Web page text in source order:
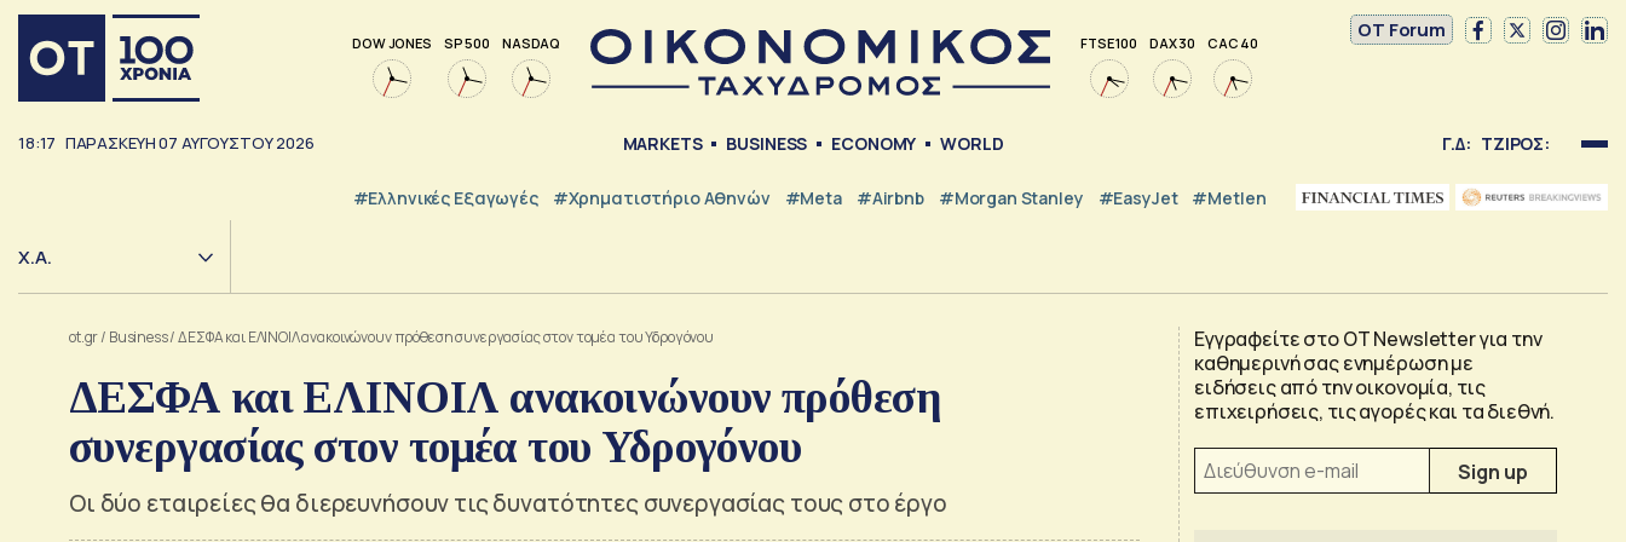
DOW JONES SP 500 NASDAQ FTSE 100 DAX 30 CAC 40
OT Forum
18:17 ΠΑΡΑΣΚΕΥΗ07 ΑΥΓΟΥΣΤΟΥ2026 MARKETS BUSINESS ECONOMY WORLD Γ.Δ: ΤΖΙΡΟΣ:
#Ελληνικές Εξαγωγές #Χρηματιστήριο Αθηνών #Meta #Airbnb #Morgan Stanley #EasyJet #Metlen
Χ.Α.
ot.gr/ Business/ΔΕΣΦΑ και ΕΛΙΝΟΙΛ ανακοινώνουν πρόθεση συνεργασίας στον τομέα του Υδρογόνου
ΔΕΣΦΑ και ΕΛΙΝΟΙΛ ανακοινώνουν πρόθεση
συνεργασίας στον τομέα του Υδρογόνου
Οι δύο εταιρείες θα διερευνήσουν τις δυνατότητες συνεργασίας τους στο έργο
Εγγραφείτε στο OT Newsletter για την
καθημερινή σας ενημέρωση με
ειδήσεις από την οικονομία, τις
επιχειρήσεις, τις αγορές και τα διεθνή.